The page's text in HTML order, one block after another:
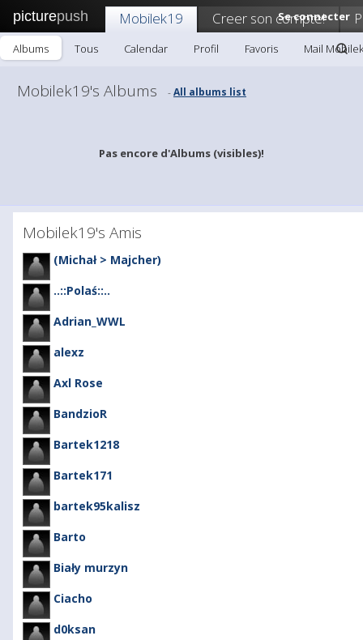
picturepush Se connecter
Mobilek19 Creer son compte!
Albums Tous Calendar Profil Favoris Mail
Mobilek19's Albums -All albums list
Pas encore d'Albums (visibles)!
Mobilek19's Amis
(Michał > Majcher)
..::Polaś::..
Adrian_WWL
alexz
Axl Rose
BandzioR
Bartek1218
Bartek171
bartek95kalisz
Barto
Biały murzyn
Ciacho
d0ksan